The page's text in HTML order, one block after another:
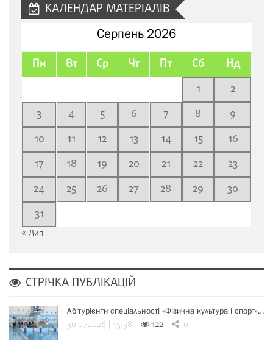
КАЛЕНДАР МАТЕРІАЛІВ
Серпень 2026
Пн Вт Ср Чт Пт Сб Нд
1
2
3
4 5 6 7 8
9
10
11 12 13 14 15
16
17
18 19 20 21 22
23
24
25 26 27 28 29
30
31
« Лип
СТРІЧКА ПУБЛІКАЦІЙ
Абітурієнти спеціальності «Фізична культура і спорт»…
30.07.2026 | 15:38 122 0